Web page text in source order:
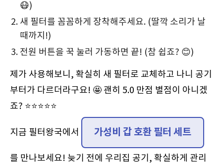
😷)
새 필터를 꼼꼼하게 장착해주세요. (딸깍 소리가 날
때까지!)
전원 버튼을 꾹 눌러 가동하면 끝! (참 쉽죠? 😊)
제가 사용해보니, 확실히 새 필터로 교체하고 나니 공기
부터가 다르더라구요! 🤩 괜히 5.0 만점 별점이 아니겠
죠? ⭐⭐⭐⭐⭐
지금 필터왕국에서 가성비 갑 호환 필터 세트
를 만나보세요! 늦기 전에 우리집 공기, 확실하게 관리